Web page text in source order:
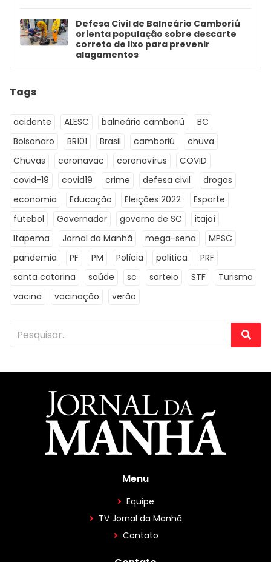
Defesa Civil de Balneário Camboriú
orienta população sobre descarte
correto de lixo para prevenir
alagamentos
Tags
acidente ALESC balneário camboriú
BC
Bolsonaro
BR101 Brasil camboriú
chuva
Chuvas
coronavac coronavírus
COVID
covid-19
covid19 crime defesa civil
drogas
economia
Educação Eleições 2022
Esporte
futebol
Governador governo de SC
itajaí
Itapema
Jornal da Manhã mega-sena
MPSC
pandemia
PF PM Polícia política
PRF
santa catarina
saúde sc sorteio STF
Turismo
vacina
vacinação verão
Menu
Equipe
TV Jornal da Manhã
Contato